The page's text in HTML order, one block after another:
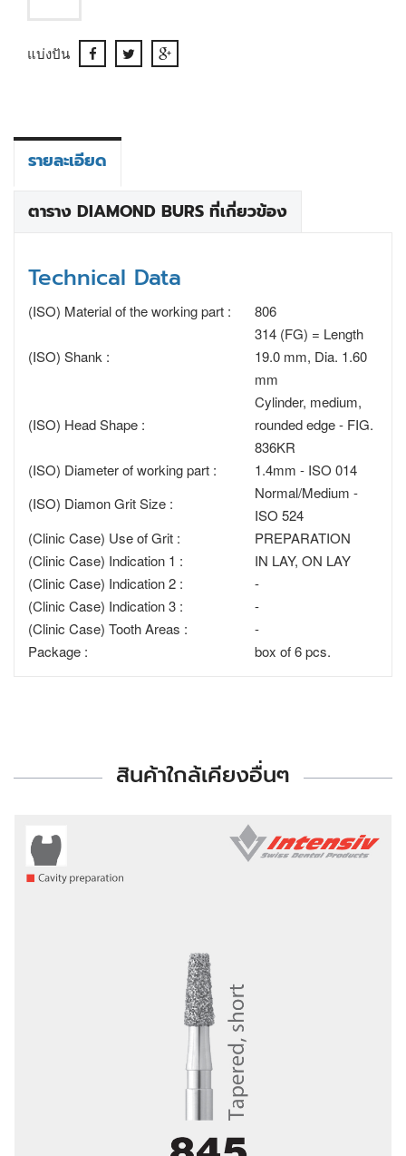
แบ่งปัน
รายละเอียด
ตาราง DIAMOND BURS ที่เกี่ยวข้อง
Technical Data
(ISO) Material of the working part : 806
(ISO) Shank :
314 (FG) = Length
19.0 mm, Dia. 1.60
mm
(ISO) Head Shape :
Cylinder, medium,
rounded edge - FIG.
836KR
(ISO) Diameter of working part :
1.4mm - ISO 014
(ISO) Diamon Grit Size :
Normal/Medium -
ISO 524
(Clinic Case) Use of Grit :
PREPARATION
(Clinic Case) Indication 1 :
IN LAY, ON LAY
(Clinic Case) Indication 2 :
-
(Clinic Case) Indication 3 :
-
(Clinic Case) Tooth Areas :
-
Package :
box of 6 pcs.
สินค้าใกล้เคียงอื่นๆ